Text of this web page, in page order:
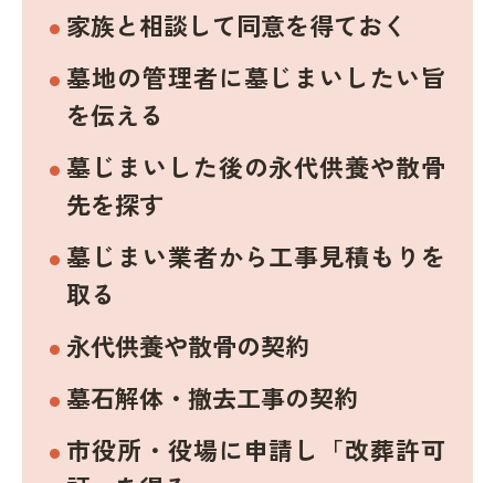
家族と相談して同意を得ておく
墓地の管理者に墓じまいしたい旨
を伝える
墓じまいした後の永代供養や散骨
先を探す
墓じまい業者から工事見積もりを
取る
永代供養や散骨の契約
墓石解体・撤去工事の契約
市役所・役場に申請し「改葬許可